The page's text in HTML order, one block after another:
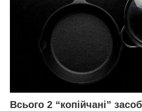
Всього 2 “копійчані”